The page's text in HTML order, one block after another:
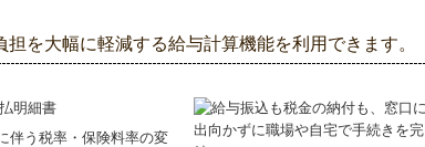
担を大幅に軽減する給与計算機能を利用できます。
伴う税率・保険料率の変